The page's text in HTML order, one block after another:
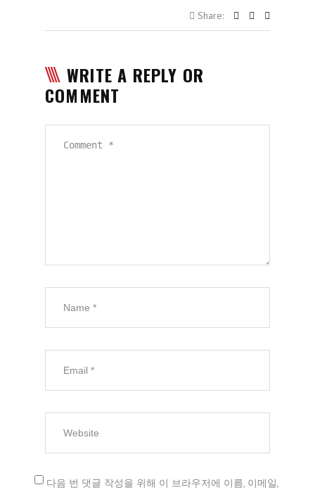
Share:
WRITE A REPLY OR
COMMENT
다음 번 댓글 작성을 위해 이 브라우저에 이름, 이메일,